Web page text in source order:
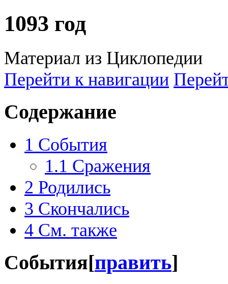
1093 год
Материал из Циклопедии
Перейти к навигации
Содержание
1 События
1.1 Сражения
2 Родились
3 Скончались
4 См. также
События[править]